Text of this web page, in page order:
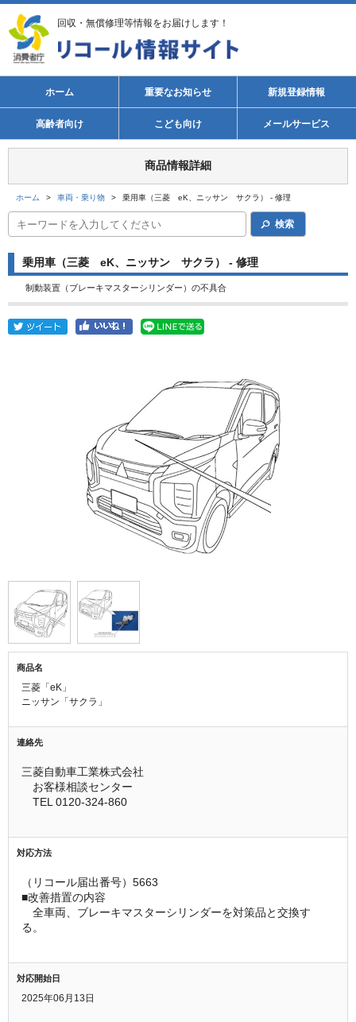
回収・無償修理等情報をお届けします！
ホーム 重要なお知らせ 新規登録情報
高齢者向け こども向け メールサービス
商品情報詳細
ホーム > 車両・乗り物 > 乗用車（三菱 eK、ニッサン サクラ） - 修理
検索
乗用車（三菱 eK、ニッサン サクラ） - 修理
制動装置（ブレーキマスターシリンダー）の不具合
商品名
三菱「eK」
ニッサン「サクラ」
連絡先
三菱自動車工業株式会社
お客様相談センター
TEL 0120-324-860
対応方法
（リコール届出番号）5663
■改善措置の内容
全車両、ブレーキマスターシリンダーを対策品と交換す
る。
対応開始日
2025年06月13日